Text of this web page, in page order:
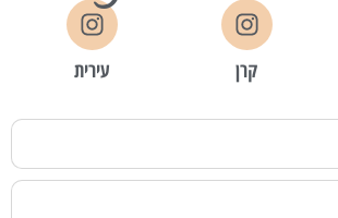
קרן עירית